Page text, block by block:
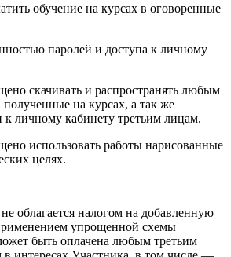
обучение на курсах в оговоренные
паролей и доступа к личному
скачивать и распространять любым
на курсах, а так же
к личному кабинету третьим лицам.
использовать работы нарисованные
целях.
облагается налогом на добавленную
упрощенной схемы
быть оплачена любым третьим